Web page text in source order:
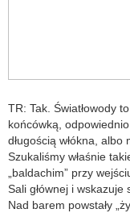
TR: Tak. Światłowody
końcówką,
długością włókna, albo
Szukaliśmy właśnie
„baldachim” przy
Sali głównej i wskazuje
Nad barem powstały